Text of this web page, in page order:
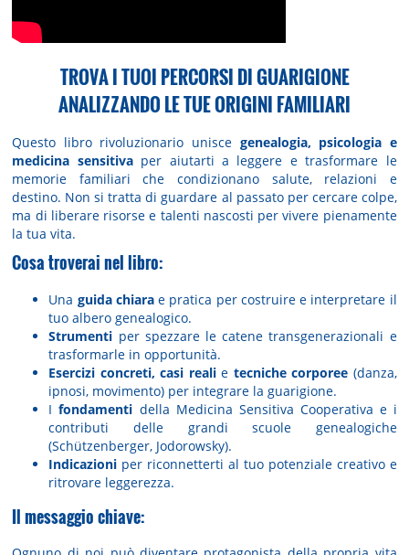
TROVA I TUOI PERCORSI DI GUARIGIONE
ANALIZZANDO LE TUE ORIGINI FAMILIARI
Questo libro rivoluzionario unisce genealogia, psicologia e
medicina sensitivaper aiutarti a leggere e trasformare le
memorie familiari che condizionano salute, relazioni e
destino. Non si tratta di guardare al passato per cercare colpe,
ma di liberare risorse e talenti nascosti per vivere pienamente
la tua vita.
Cosa troverai nel libro:
Una guida chiarae pratica per costruire e interpretare il
tuo albero genealogico.
Strumenti per spezzare le catene transgenerazionali e
trasformarle in opportunità.
Esercizi concreti, casi realie tecniche corporee (danza,
ipnosi, movimento) per integrare la guarigione.
Ifondamenti della Medicina Sensitiva Cooperativa e i
contributi delle grandi scuole genealogiche
(Schützenberger, Jodorowsky).
Indicazioni per riconnetterti al tuo potenziale creativo e
ritrovare leggerezza.
Il messaggio chiave: